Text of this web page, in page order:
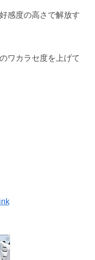
感度の高さで解放す
ワカラセ度を上げて